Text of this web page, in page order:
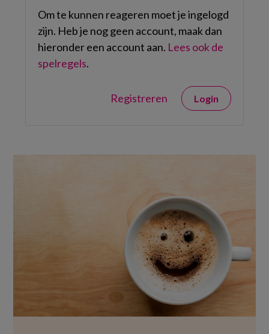
Om te kunnen reageren moet je ingelogd
zijn. Heb je nog geen account, maak dan
hieronder een account aan. Lees ook de
spelregels.
Registreren Login